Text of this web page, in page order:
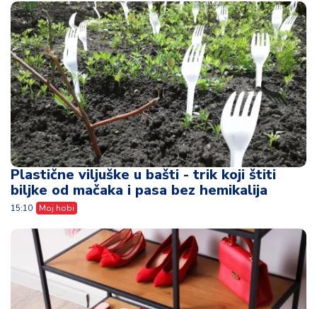
Plastične viljuške u bašti - trik koji štiti
biljke od mačaka i pasa bez hemikalija
15:10 Moj hobi